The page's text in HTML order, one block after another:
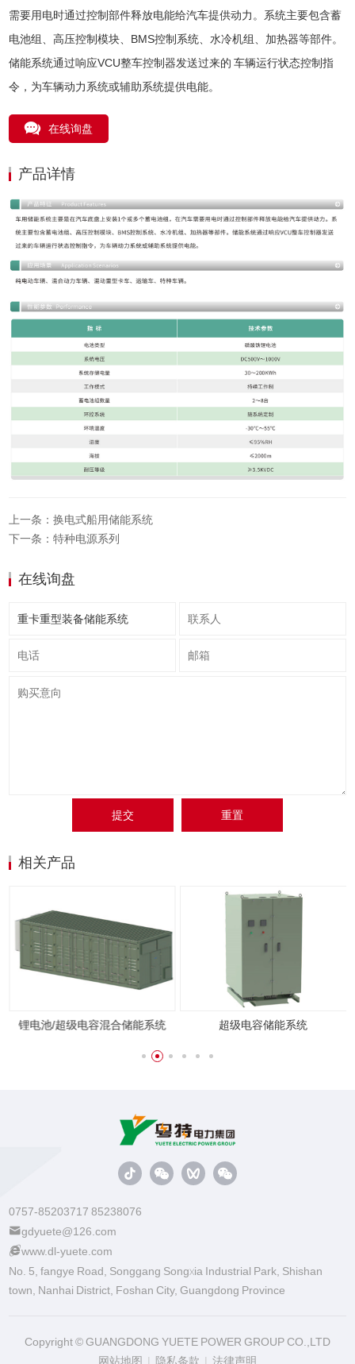
需要用电时通过控制部件释放电能给汽车提供动力。系统主要包含蓄
电池组、高压控制模块、BMS控制系统、水冷机组、加热器等部件。
储能系统通过响应VCU整车控制器发送过来的 车辆运行状态控制指
令，为车辆动力系统或辅助系统提供电能。
在线询盘
产品详情
上一条：换电式船用储能系统
下一条：特种电源系列
在线询盘
提交 重置
相关产品
锂电池/超级电容混合储能系统 超级电容储能系统
0757-85203717 85238076
gdyuete@126.com
www.dl-yuete.com
No. 5, fangye Road, Songgang Songxia Industrial Park, Shishan
town, Nanhai District, Foshan City, Guangdong Province
Copyright © GUANGDONG YUETE POWER GROUP CO.,LTD
网站地图 | 隐私条款 | 法律声明